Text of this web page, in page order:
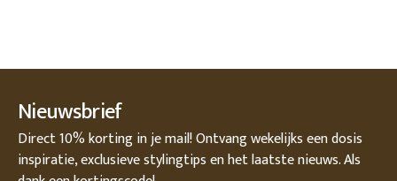
Nieuwsbrief
Direct 10% korting in je mail! Ontvang wekelijks een dosis
inspiratie, exclusieve stylingtips en het laatste nieuws. Als